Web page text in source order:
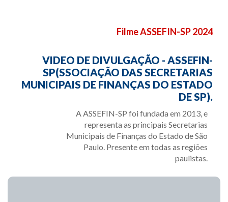
Filme ASSEFIN-SP 2024
VIDEO DE DIVULGAÇÃO - ASSEFIN-
SP(SSOCIAÇÃO DAS SECRETARIAS
MUNICIPAIS DE FINANÇAS DO ESTADO
DE SP).
A ASSEFIN-SP foi fundada em 2013, e
representa as principais Secretarias
Municipais de Finanças do Estado de São
Paulo. Presente em todas as regiões
paulistas.